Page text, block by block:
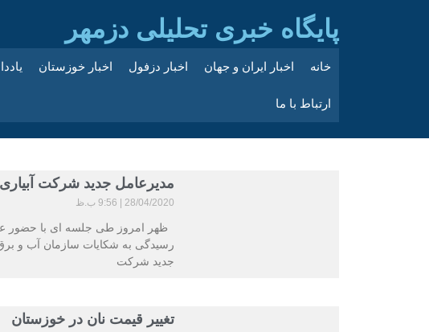
پایگاه خبری تحلیلی دزمهر
خانه اخبار ایران و جهان اخبار دزفول اخبار خوزستان
ارتباط با ما
مدیرعامل جدید شرکت
28/04/2020 9:56 ب.ظ
ظهر امروز طی جلسه ای با حضور
رسیدگی به شکایات سازمان آب و
جدید شرکت
تغییر قیمت نان در خوزستان